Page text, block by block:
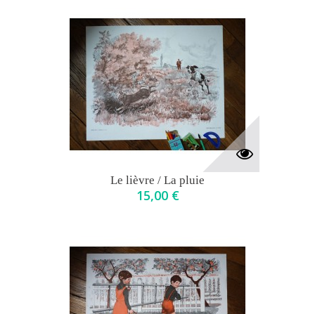
Le lièvre / La pluie
15,00 €